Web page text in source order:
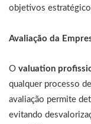
objetivos
Avaliação da
O valuation
qualquer processo de
avaliação permite
evitando